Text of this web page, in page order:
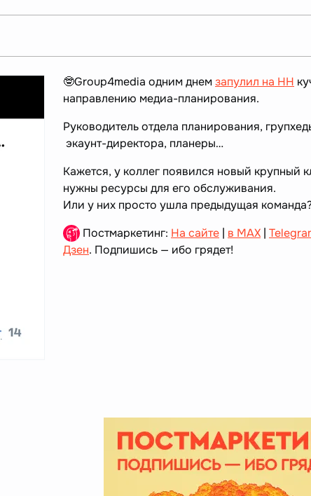
🤓Group4media одним днемзапулил на НН
направлению медиа-планирования.
Руководитель отдела планирования,
экаунт-директора, планеры…
Кажется, у коллег появился новый крупный
нужны ресурсы для его обслуживания.
Или у них просто ушла предыдущая
Постмаркетинг: На сайте | в MAX |
Дзен. Подпишись — ибо грядет!